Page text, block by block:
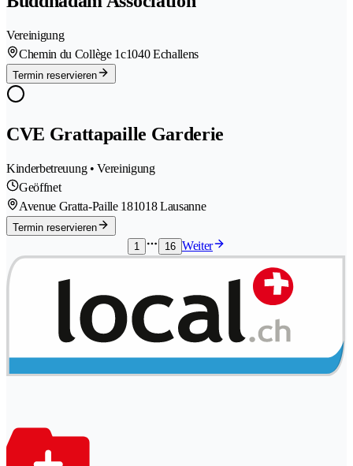
Vereinigung
Chemin du Collège 1c1040 Echallens
Termin reservieren
CVE Grattapaille Garderie
Kinderbetreuung • Vereinigung
Geöffnet
Avenue Gratta-Paille 181018 Lausanne
Termin reservieren
1
16 Weiter